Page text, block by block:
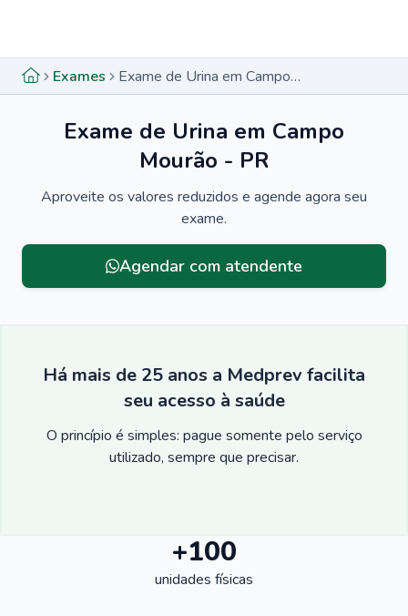
Exames Exame de Urina em Campo Mourão - PR
Exame de Urina em Campo
Mourão - PR
Aproveite os valores reduzidos e agende agora seu
exame.
Agendar com atendente
Há mais de 25 anos a Medprev facilita
seu acesso à saúde
O princípio é simples: pague somente pelo serviço
utilizado, sempre que precisar.
+100
unidades físicas